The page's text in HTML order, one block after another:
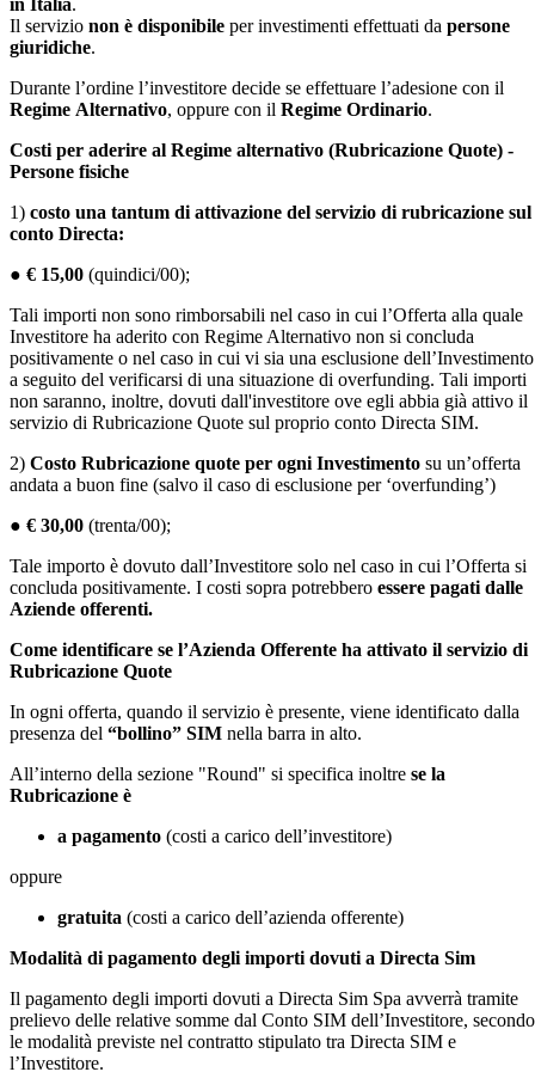
Il servizio non è disponibile per investimenti effettuati da persone
giuridiche.
Durante l’ordine l’investitore decide se effettuare l’adesione con il
Regime Alternativo, oppure con il Regime Ordinario.
Costi per aderire al Regime alternativo (Rubricazione Quote) -
Persone fisiche
1) costo una tantum di attivazione del servizio di rubricazione sul
conto Directa:
● € 15,00 (quindici/00);
Tali importi non sono rimborsabili nel caso in cui l’Offerta alla quale
Investitore ha aderito con Regime Alternativo non si concluda
positivamente o nel caso in cui vi sia una esclusione dell’Investimento
a seguito del verificarsi di una situazione di overfunding. Tali importi
non saranno, inoltre, dovuti dall'investitore ove egli abbia già attivo il
servizio di Rubricazione Quote sul proprio conto Directa SIM.
2) Costo Rubricazione quote per ogni Investimento su un’offerta
andata a buon fine (salvo il caso di esclusione per ‘overfunding’)
● € 30,00 (trenta/00);
Tale importo è dovuto dall’Investitore solo nel caso in cui l’Offerta si
concluda positivamente. I costi sopra potrebbero essere pagati dalle
Aziende offerenti.
Come identificare se l’Azienda Offerente ha attivato il servizio di
Rubricazione Quote
In ogni offerta, quando il servizio è presente, viene identificato dalla
presenza del “bollino” SIM nella barra in alto.
All’interno della sezione "Round" si specifica inoltre se la
Rubricazione è
a pagamento (costi a carico dell’investitore)
oppure
gratuita (costi a carico dell’azienda offerente)
Modalità di pagamento degli importi dovuti a Directa Sim
Il pagamento degli importi dovuti a Directa Sim Spa avverrà tramite
prelievo delle relative somme dal Conto SIM dell’Investitore, secondo
le modalità previste nel contratto stipulato tra Directa SIM e
l’Investitore.